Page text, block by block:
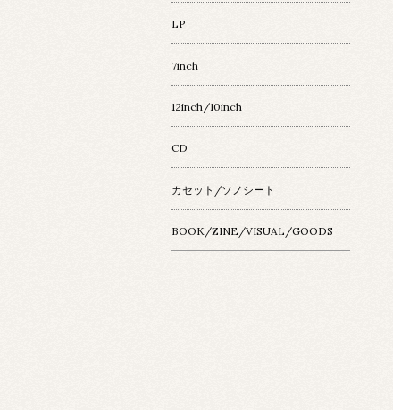
LP
7inch
12inch/10inch
CD
カセット/ソノシート
BOOK/ZINE/VISUAL/GOODS